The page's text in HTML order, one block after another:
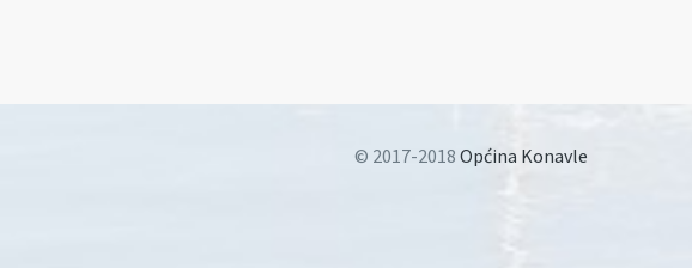
© 2017-2018 Općina Konavle